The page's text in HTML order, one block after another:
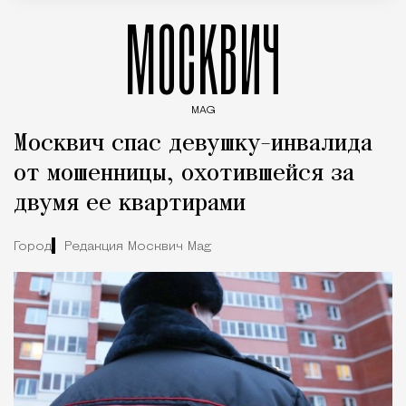
МОСКВИЧ
MAG
Москвич спас девушку-инвалида
от мошенницы, охотившейся за
двумя ее квартирами
Город Редакция Москвич Mag